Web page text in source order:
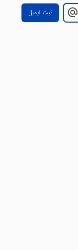
ثبت ایمیل